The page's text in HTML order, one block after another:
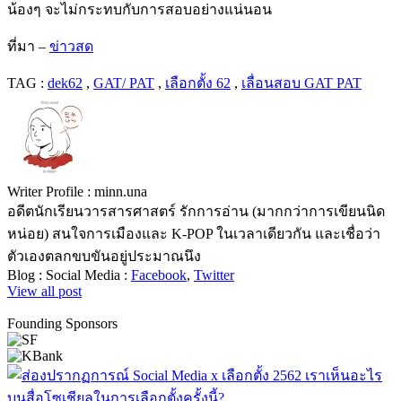
น้องๆ จะไม่กระทบกับการสอบอย่างแน่นอน
ที่มา – ข่าวสด
TAG : dek62 , GAT/ PAT , เลือกตั้ง 62 , เลื่อนสอบ GAT PAT
Writer Profile : minn.una
อดีตนักเรียนวารสารศาสตร์ รักการอ่าน (มากกว่าการเขียนนิด
หน่อย) สนใจการเมืองและ K-POP ในเวลาเดียวกัน และเชื่อว่า
ตัวเองตลกขบขันอยู่ประมาณนึง
Blog : Social Media : Facebook, Twitter
View all post
Founding Sponsors